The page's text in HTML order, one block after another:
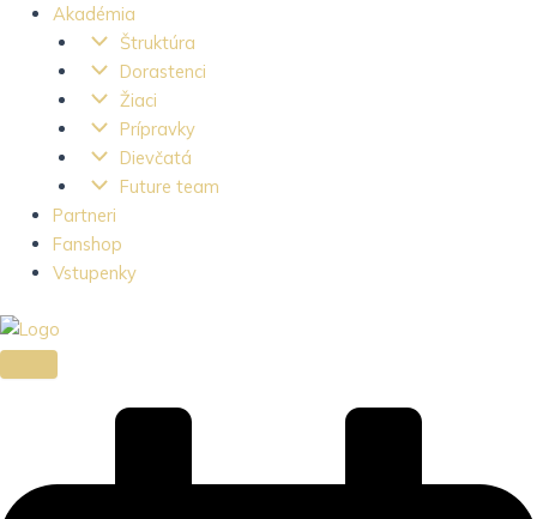
Akadémia
Štruktúra
Dorastenci
Žiaci
Prípravky
Dievčatá
Future team
Partneri
Fanshop
Vstupenky